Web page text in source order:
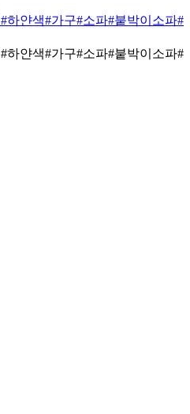
#하얀색#가구#소파#붙박이소파#
#하얀색#가구#소파#붙박이소파#